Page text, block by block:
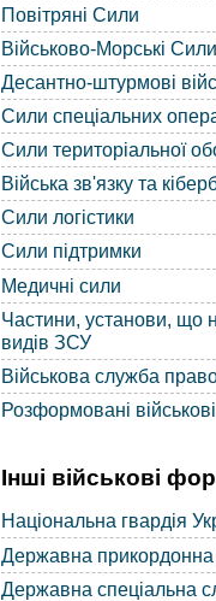
Повітряні Сили
Військово-Морські Сили
Десантно-штурмові
Сили спеціальних
Сили територіальної
Війська зв'язку та
Сили логістики
Сили підтримки
Медичні сили
Частини, установи, що
видів ЗСУ
Військова служба
Розформовані
Інші військові
Національна гвардія
Державна прикордонна
Державна спеціальна